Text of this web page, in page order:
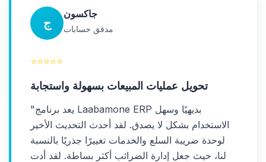
ج
جاكسون
مدقق حسابات
⭐⭐⭐⭐⭐
تحويل عمليات المبيعات بسهولة واستجابة
"يعد برنامج Laabamone ERP بديهيًا وسهل
الاستخدام بشكل لا يصدق. لقد أحدث التحديث الأخير
لوحدة ضريبة السلع والخدمات تغييرًا جذريًا بالنسبة
لنا، حيث جعل إدارة الضرائب أكثر بساطة. لقد أدت